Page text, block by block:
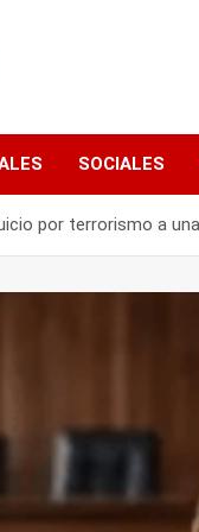
SOCIALES
por terrorismo a